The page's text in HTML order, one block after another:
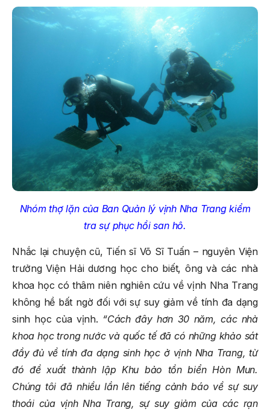
Nhóm thợ lặn của Ban Quản lý vịnh Nha Trang kiểm
tra sự phục hồi san hô.
Nhắc lại chuyện cũ, Tiến sĩ Võ Sĩ Tuấn – nguyên Viện
trưởng Viện Hải dương học cho biết, ông và các nhà
khoa học có thâm niên nghiên cứu về vịnh Nha Trang
không hề bất ngờ đối với sự suy giảm về tính đa dạng
sinh học của vịnh. “Cách đây hơn 30 năm, các nhà
khoa học trong nước và quốc tế đã có những khảo sát
đầy đủ về tính đa dạng sinh học ở vịnh Nha Trang, từ
đó đề xuất thành lập Khu bảo tồn biển Hòn Mun.
Chúng tôi đã nhiều lần lên tiếng cảnh báo về sự suy
thoái của vịnh Nha Trang, sự suy giảm của các rạn